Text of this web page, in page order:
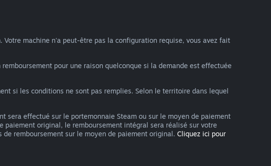
machine n'a peut-être pas la configuration requise, vous avez fait
remboursement pour une raison quelconque si la demande est effectuée
si les conditions ne sont pas remplies. Selon le territoire dans lequel
sera effectué sur le portemonnaie Steam ou sur le moyen de paiement
paiement original, le remboursement intégral sera réalisé sur votre
remboursement sur le moyen de paiement original. Cliquez ici pour